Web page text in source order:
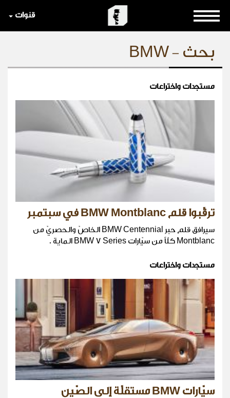
قنوات
بحث - BMW
مستجدات واختراعات
ترقّبوا قلم BMW Montblanc في سبتمبر
سيرافق قلم حبر BMW Centennial الخاصّ والحصريّ من
Montblanc كلّاً من سيّارات BMW 7 Series الماية .
مستجدات واختراعات
سيّارات BMW مستقلّة إلى الصّين